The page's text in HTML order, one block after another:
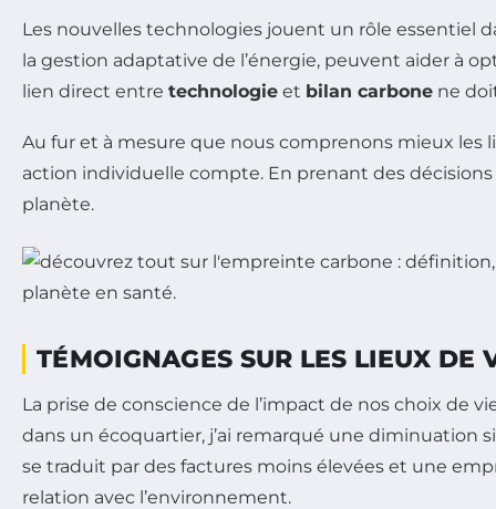
Les nouvelles technologies jouent un rôle essentiel
la gestion adaptative de l’énergie, peuvent aider à
lien direct entre technologie et bilan carbone ne
Au fur et à mesure que nous comprenons mieux
action individuelle compte. En prenant des
planète.
TÉMOIGNAGES SUR LES LIEUX DE
La prise de conscience de l’impact de nos choix de
dans un écoquartier, j’ai remarqué une diminuation
se traduit par des factures moins élevées et une
relation avec l’environnement.